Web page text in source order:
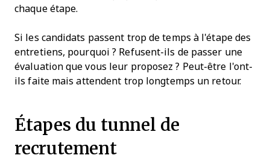
chaque étape.
Si les candidats passent trop de temps à l'étape des
entretiens, pourquoi ? Refusent-ils de passer une
évaluation que vous leur proposez ? Peut-être l'ont-
ils faite mais attendent trop longtemps un retour.
Étapes du tunnel de
recrutement